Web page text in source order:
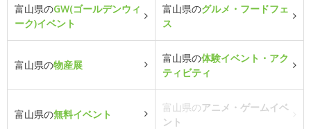
富山県のGW(ゴールデンウィ
ーク)イベント
富山県のグルメ・フードフェ
ス
富山県の物産展
富山県の体験イベント・アク
ティビティ
富山県の無料イベント
富山県のアニメ・ゲームイベ
ント